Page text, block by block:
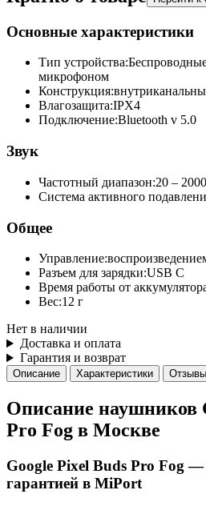
Основные характеристики
Тип устройства:
микрофоном
Конструкция:
Влагозащита:IPX4
Подключение:Bluetooth v 5.0
Звук
Частотный диапазон:20 –
Система активного
Общее
Управление:
Разъем для зарядки:USB C
Время работы от
Вес:12 г
Нет в наличии
Доставка и оплата
Гарантия и возврат
Описание Характеристики Отзывы
Описание наушников
Pro Fog в Москве
Google Pixel Buds Pro Fog
гарантией в MiPort